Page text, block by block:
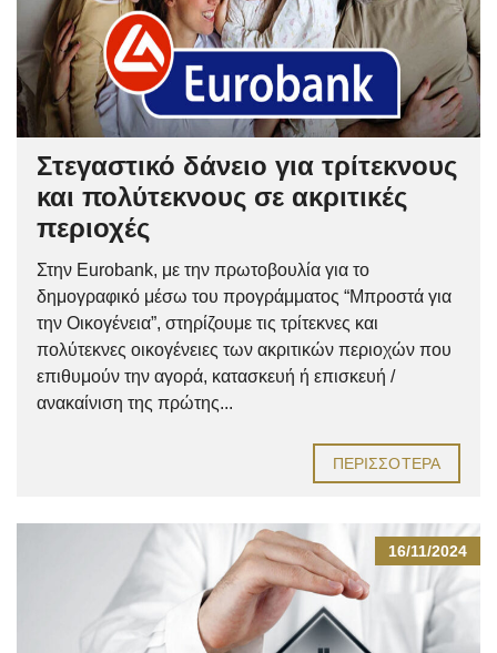
Στεγαστικό δάνειο για τρίτεκνους
και πολύτεκνους σε ακριτικές
περιοχές
Στην Eurobank, με την πρωτοβουλία για το
δημογραφικό μέσω του προγράμματος “Μπροστά για
την Οικογένεια”, στηρίζουμε τις τρίτεκνες και
πολύτεκνες οικογένειες των ακριτικών περιοχών που
επιθυμούν την αγορά, κατασκευή ή επισκευή /
ανακαίνιση της πρώτης...
ΠΕΡΙΣΣΌΤΕΡΑ
16/11/2024